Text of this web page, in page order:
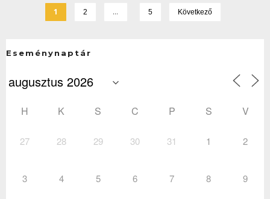
1 2 … 5 Következő
Eseménynaptár
H K S C P S V
27 28 29 30 31 1 2
3 4 5 6 7 8 9